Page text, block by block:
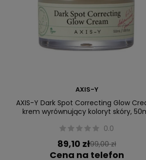
AXIS-Y
AXIS-Y Dark Spot Correcting Glow
krem wyrównujący koloryt skóry,
0.0
89,10 zł99,00 zł
Cena na telefon